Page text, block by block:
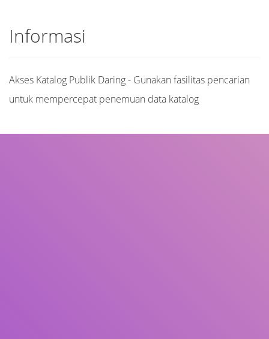
Informasi
Akses Katalog Publik Daring - Gunakan fasilitas pencarian
untuk mempercepat penemuan data katalog